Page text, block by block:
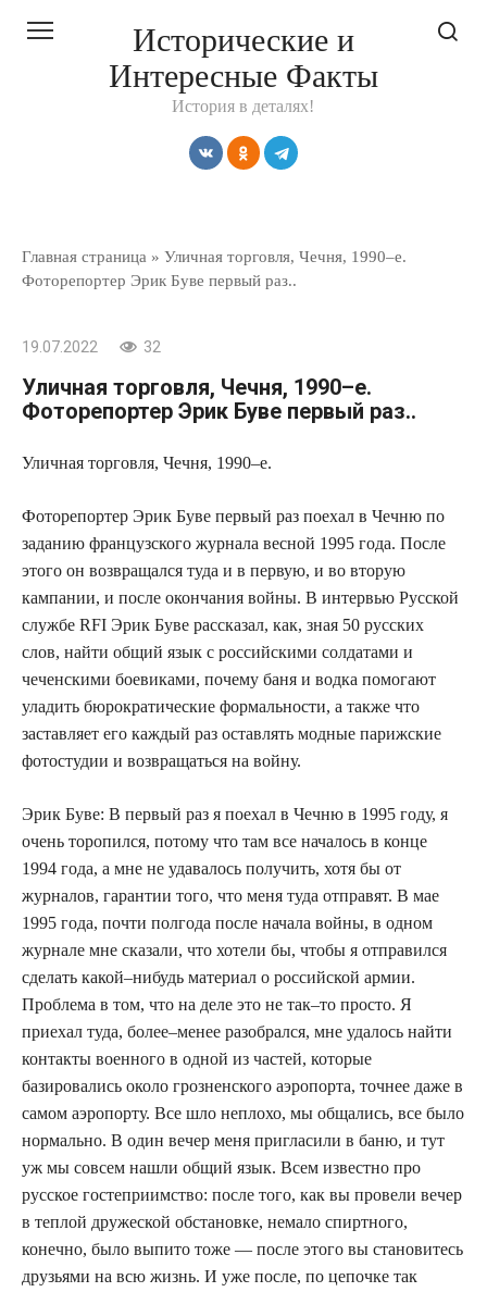
Исторические и
Интересные Факты
История в деталях!
Главная страница » Уличная торговля, Чечня, 1990–е.
Фоторепортер Эрик Буве первый раз..
19.07.2022 32
Уличная торговля, Чечня, 1990–е.
Фоторепортер Эрик Буве первый раз..
Уличная торговля, Чечня, 1990–е.
Фоторепортер Эрик Буве первый раз поехал в Чечню по
заданию французского журнала весной 1995 года. После
этого он возвращался туда и в первую, и во вторую
кампании, и после окончания войны. В интервью Русской
службе RFI Эрик Буве рассказал, как, зная 50 русских
слов, найти общий язык с российскими солдатами и
чеченскими боевиками, почему баня и водка помогают
уладить бюрократические формальности, а также что
заставляет его каждый раз оставлять модные парижские
фотостудии и возвращаться на войну.
Эрик Буве: В первый раз я поехал в Чечню в 1995 году, я
очень торопился, потому что там все началось в конце
1994 года, а мне не удавалось получить, хотя бы от
журналов, гарантии того, что меня туда отправят. В мае
1995 года, почти полгода после начала войны, в одном
журнале мне сказали, что хотели бы, чтобы я отправился
сделать какой–нибудь материал о российской армии.
Проблема в том, что на деле это не так–то просто. Я
приехал туда, более–менее разобрался, мне удалось найти
контакты военного в одной из частей, которые
базировались около грозненского аэропорта, точнее даже в
самом аэропорту. Все шло неплохо, мы общались, все было
нормально. В один вечер меня пригласили в баню, и тут
уж мы совсем нашли общий язык. Всем известно про
русское гостеприимство: после того, как вы провели вечер
в теплой дружеской обстановке, немало спиртного,
конечно, было выпито тоже — после этого вы становитесь
друзьями на всю жизнь. И уже после, по цепочке так